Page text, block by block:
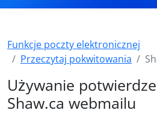
Funkcje poczty elektronicznej
Przeczytaj pokwitowania
Używanie
Shaw.ca webmailu